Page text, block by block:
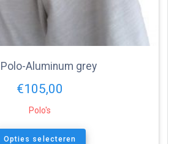
Polo-Aluminum grey
€105,00
Polo's
Opties selecteren